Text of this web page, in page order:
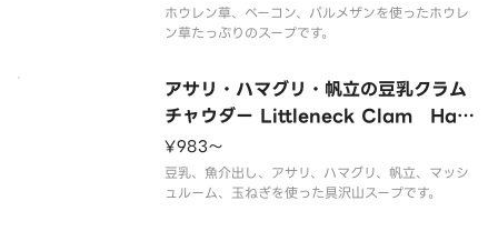
ホウレン草、ベーコン、パルメザンを使ったホウレ
ン草たっぷりのスープです。
アサリ・ハマグリ・帆立の豆乳クラム
チャウダー Littleneck Clam Ham
aguri Clam Scallop in Soymilk C
lam Chowder
¥983〜
豆乳、魚介出し、アサリ、ハマグリ、帆立、マッシ
ュルーム、玉ねぎを使った具沢山スープです。